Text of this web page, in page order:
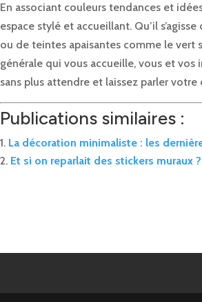
En associant couleurs tendances et
espace stylé et accueillant. Qu’il
ou de teintes apaisantes comme le vert
générale qui vous accueille, vous et vos
sans plus attendre et laissez parler votre
Publications similaires :
La décoration minimaliste : les
Et si on reparlait des stickers muraux ?